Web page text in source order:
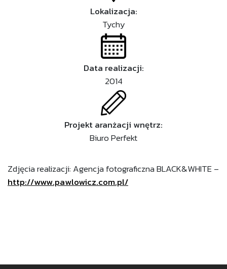
Lokalizacja:
Tychy
Data realizacji:
2014
Projekt aranżacji wnętrz:
Biuro Perfekt
Zdjęcia realizacji: Agencja fotograficzna BLACK&WHITE –
http://www.pawlowicz.com.pl/